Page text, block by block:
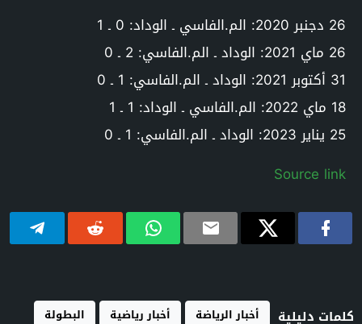
26 دجنبر 2020: الم.الفاسي ـ الوداد: 0 ـ 1
26 ماي 2021: الوداد ـ الم.الفاسي: 2 ـ 0
31 أكتوبر 2021: الوداد ـ الم.الفاسي: 1 ـ 0
18 ماي 2022: الم.الفاسي ـ الوداد: 1 ـ 1
25 يناير 2023: الوداد ـ الم.الفاسي: 1 ـ 0
Source link
كلمات دليلية أخبار الرياضة أخبار رياضية
البطولة